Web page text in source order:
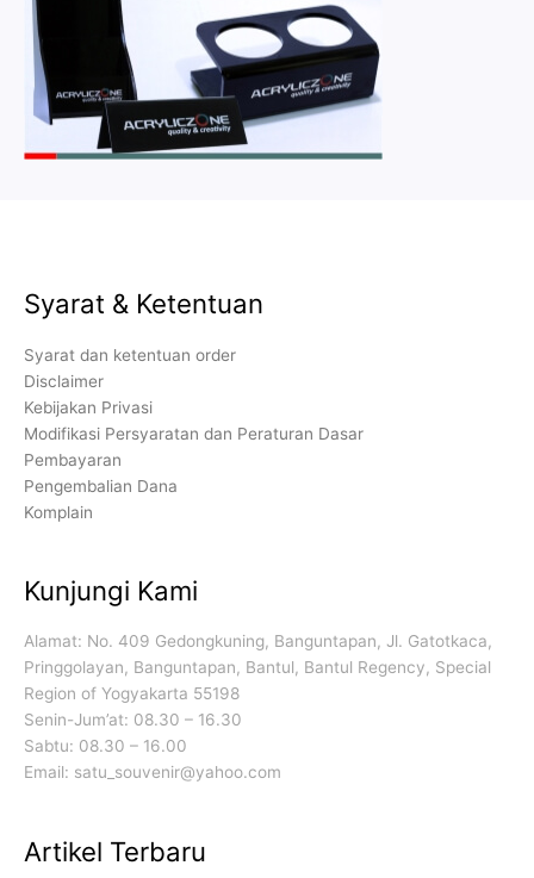
Syarat & Ketentuan
Syarat dan ketentuan order
Disclaimer
Kebijakan Privasi
Modifikasi Persyaratan dan Peraturan Dasar
Pembayaran
Pengembalian Dana
Komplain
Kunjungi Kami
Alamat: No. 409 Gedongkuning, Banguntapan, Jl. Gatotkaca,
Pringgolayan, Banguntapan, Bantul, Bantul Regency, Special
Region of Yogyakarta 55198
Senin-Jum’at: 08.30 – 16.30
Sabtu: 08.30 – 16.00
Email: satu_souvenir@yahoo.com
Artikel Terbaru